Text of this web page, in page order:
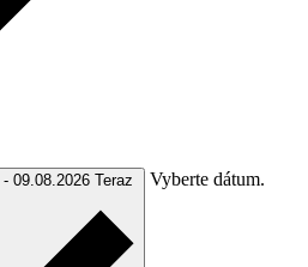
- 09.08.2026 Teraz Vyberte dátum.